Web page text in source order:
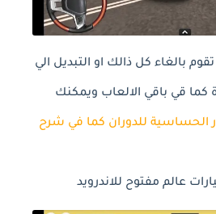
بالغاء كل ذالك او التبديل الي
كما قي باقي الالعاب ويمكنك
الحساسية للدوران كما في شرح
عالم مفتوح للاندرويد